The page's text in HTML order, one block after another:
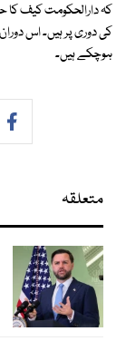
ہوچکے ہیں۔
متعلقہ